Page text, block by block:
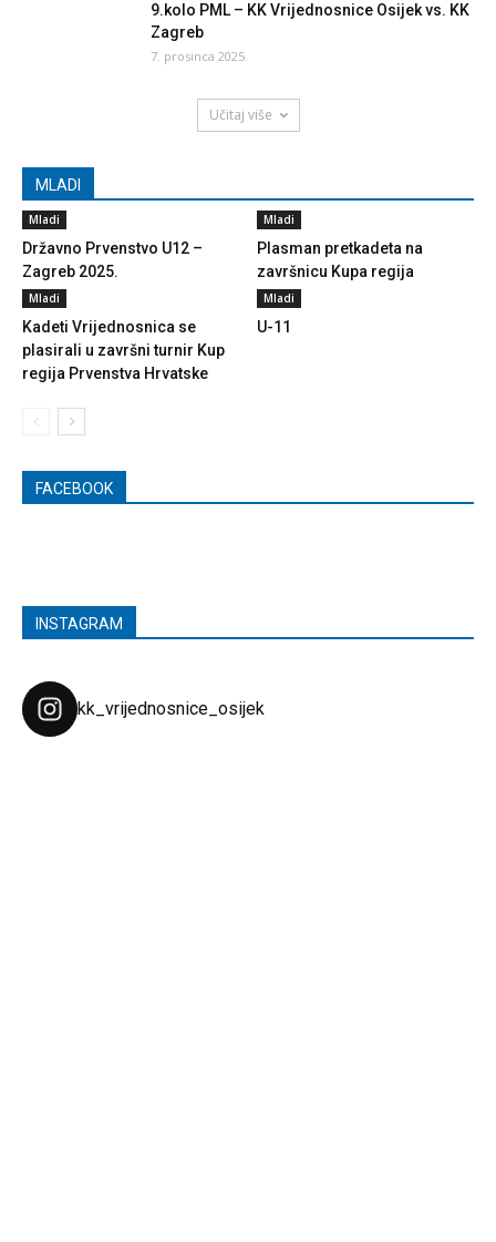
9.kolo PML – KK Vrijednosnice Osijek vs. KK
Zagreb
7. prosinca 2025.
Učitaj više
MLADI
Mladi
Državno Prvenstvo U12 –
Zagreb 2025.
Mladi
Plasman pretkadeta na
završnicu Kupa regija
Mladi
Kadeti Vrijednosnica se
plasirali u završni turnir Kup
regija Prvenstva Hrvatske
Mladi
U-11
FACEBOOK
INSTAGRAM
kk_vrijednosnice_osijek